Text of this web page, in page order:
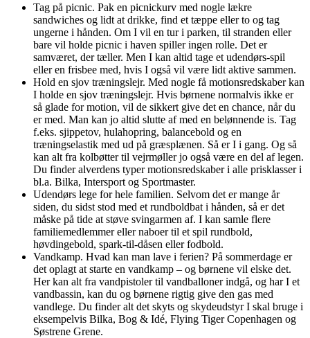
Tag på picnic. Pak en picnickurv med nogle lækre
sandwiches og lidt at drikke, find et tæppe eller to og tag
ungerne i hånden. Om I vil en tur i parken, til stranden eller
bare vil holde picnic i haven spiller ingen rolle. Det er
samværet, der tæller. Men I kan altid tage et udendørs-spil
eller en frisbee med, hvis I også vil være lidt aktive sammen.
Hold en sjov træningslejr. Med nogle få motionsredskaber kan
I holde en sjov træningslejr. Hvis børnene normalvis ikke er
så glade for motion, vil de sikkert give det en chance, når du
er med. Man kan jo altid slutte af med en belønnende is. Tag
f.eks. sjippetov, hulahopring, balancebold og en
træningselastik med ud på græsplænen. Så er I i gang. Og så
kan alt fra kolbøtter til vejrmøller jo også være en del af legen.
Du finder alverdens typer motionsredskaber i alle prisklasser i
bl.a. Bilka, Intersport og Sportmaster.
Udendørs lege for hele familien. Selvom det er mange år
siden, du sidst stod med et rundboldbat i hånden, så er det
måske på tide at støve svingarmen af. I kan samle flere
familiemedlemmer eller naboer til et spil rundbold,
høvdingebold, spark-til-dåsen eller fodbold.
Vandkamp. Hvad kan man lave i ferien? På sommerdage er
det oplagt at starte en vandkamp – og børnene vil elske det.
Her kan alt fra vandpistoler til vandballoner indgå, og har I et
vandbassin, kan du og børnene rigtig give den gas med
vandlege. Du finder alt det skyts og skydeudstyr I skal bruge i
eksempelvis Bilka, Bog & Idé, Flying Tiger Copenhagen og
Søstrene Grene.